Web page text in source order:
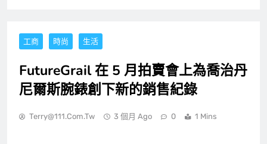
工商 時尚 生活
FutureGrail 在 5 月拍賣會上為喬治丹
尼爾斯腕錶創下新的銷售紀錄
Terry@111.com.tw 3 個月 Ago 0 1 Mins